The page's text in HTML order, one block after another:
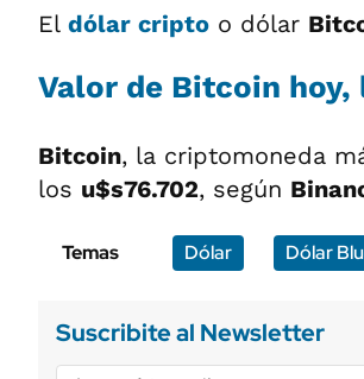
El dólar cripto o dólar
Valor de Bitcoin hoy,
Bitcoin, la criptomoneda
los u$s76.702, según
Temas Dólar Dólar
Suscribite al Newsletter